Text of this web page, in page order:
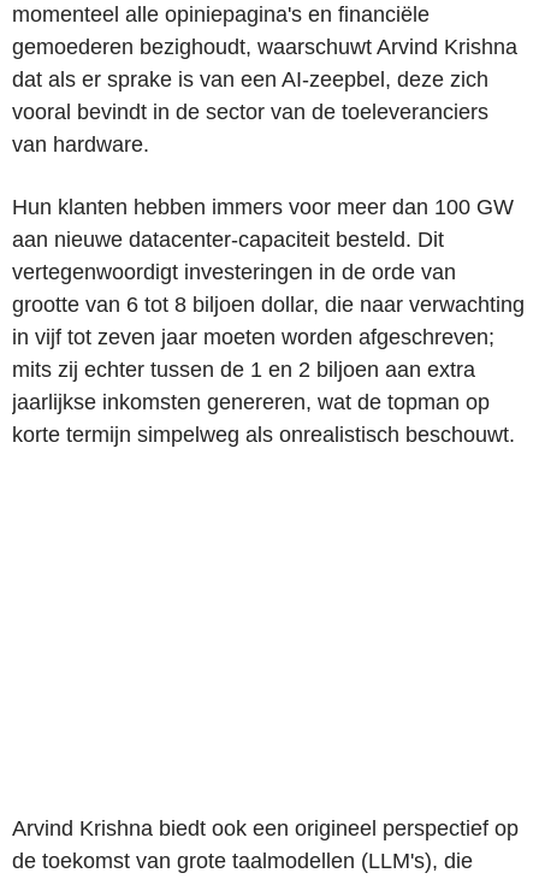
momenteel alle opiniepagina's en financiële
gemoederen bezighoudt, waarschuwt Arvind Krishna
dat als er sprake is van een AI-zeepbel, deze zich
vooral bevindt in de sector van de toeleveranciers
van hardware.
Hun klanten hebben immers voor meer dan 100 GW
aan nieuwe datacenter-capaciteit besteld. Dit
vertegenwoordigt investeringen in de orde van
grootte van 6 tot 8 biljoen dollar, die naar verwachting
in vijf tot zeven jaar moeten worden afgeschreven;
mits zij echter tussen de 1 en 2 biljoen aan extra
jaarlijkse inkomsten genereren, wat de topman op
korte termijn simpelweg als onrealistisch beschouwt.
Arvind Krishna biedt ook een origineel perspectief op
de toekomst van grote taalmodellen (LLM's), die